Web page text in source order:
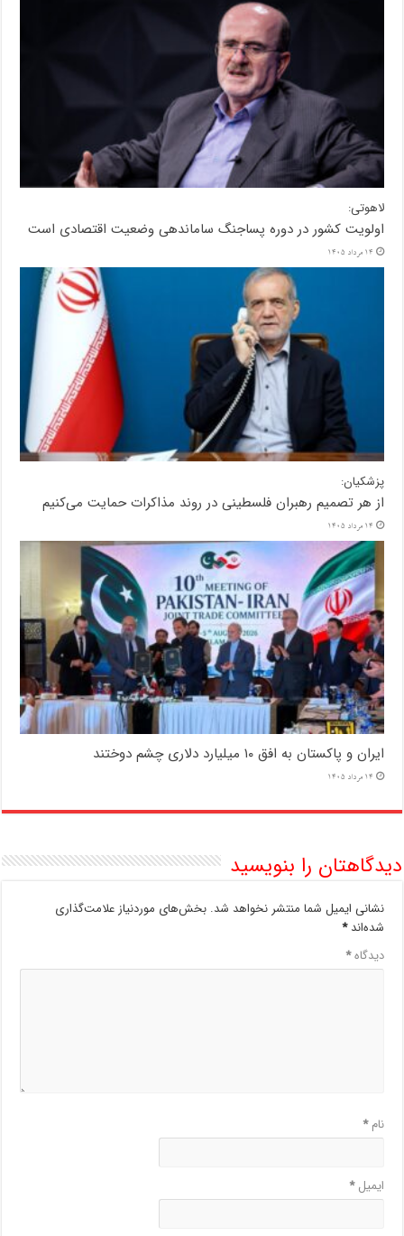
لاهوتی:
اولویت کشور در دوره پساجنگ ساماندهی وضعیت اقتصادی است
14 مرداد 1405
پزشکیان:
از هر تصمیم رهبران فلسطینی در روند مذاکرات حمایت می‌کنیم
14 مرداد 1405
ایران و پاکستان به افق ۱۰ میلیارد دلاری چشم دوختند
14 مرداد 1405
دیدگاهتان را بنویسید
نشانی ایمیل شما منتشر نخواهد شد. بخش‌های موردنیاز علامت‌گذاری
شده‌اند*
دیدگاه*
نام*
ایمیل*